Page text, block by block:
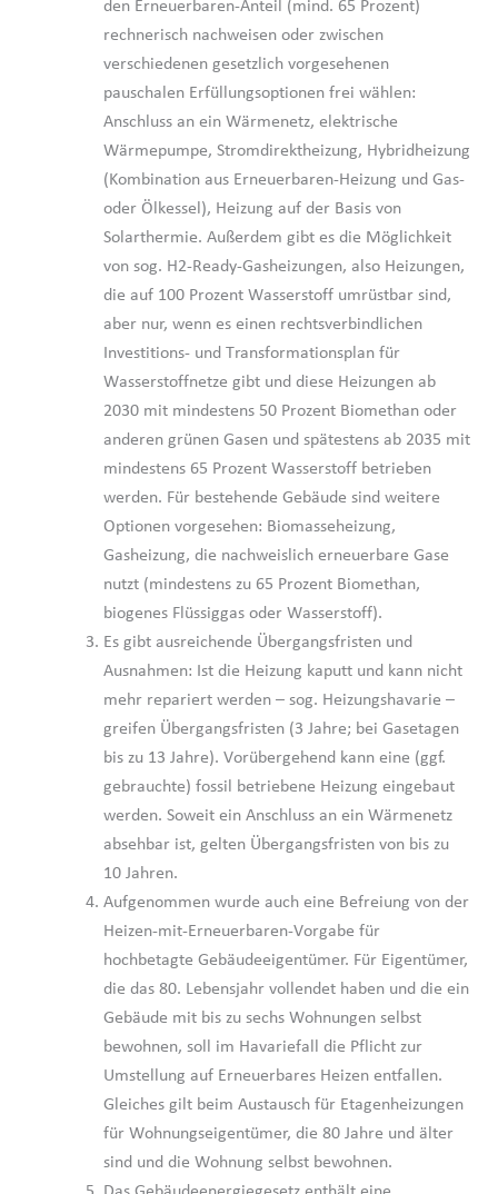
den Erneuerbaren-Anteil (mind. 65 Prozent)
rechnerisch nachweisen oder zwischen
verschiedenen gesetzlich vorgesehenen
pauschalen Erfüllungsoptionen frei wählen:
Anschluss an ein Wärmenetz, elektrische
Wärmepumpe, Stromdirektheizung, Hybridheizung
(Kombination aus Erneuerbaren-Heizung und Gas-
oder Ölkessel), Heizung auf der Basis von
Solarthermie. Außerdem gibt es die Möglichkeit
von sog. H2-Ready-Gasheizungen, also Heizungen,
die auf 100 Prozent Wasserstoff umrüstbar sind,
aber nur, wenn es einen rechtsverbindlichen
Investitions- und Transformationsplan für
Wasserstoffnetze gibt und diese Heizungen ab
2030 mit mindestens 50 Prozent Biomethan oder
anderen grünen Gasen und spätestens ab 2035 mit
mindestens 65 Prozent Wasserstoff betrieben
werden. Für bestehende Gebäude sind weitere
Optionen vorgesehen: Biomasseheizung,
Gasheizung, die nachweislich erneuerbare Gase
nutzt (mindestens zu 65 Prozent Biomethan,
biogenes Flüssiggas oder Wasserstoff).
Es gibt ausreichende Übergangsfristen und
Ausnahmen: Ist die Heizung kaputt und kann nicht
mehr repariert werden – sog. Heizungshavarie –
greifen Übergangsfristen (3 Jahre; bei Gasetagen
bis zu 13 Jahre). Vorübergehend kann eine (ggf.
gebrauchte) fossil betriebene Heizung eingebaut
werden. Soweit ein Anschluss an ein Wärmenetz
absehbar ist, gelten Übergangsfristen von bis zu
10 Jahren.
Aufgenommen wurde auch eine Befreiung von der
Heizen-mit-Erneuerbaren-Vorgabe für
hochbetagte Gebäudeeigentümer. Für Eigentümer,
die das 80. Lebensjahr vollendet haben und die ein
Gebäude mit bis zu sechs Wohnungen selbst
bewohnen, soll im Havariefall die Pflicht zur
Umstellung auf Erneuerbares Heizen entfallen.
Gleiches gilt beim Austausch für Etagenheizungen
für Wohnungseigentümer, die 80 Jahre und älter
sind und die Wohnung selbst bewohnen.